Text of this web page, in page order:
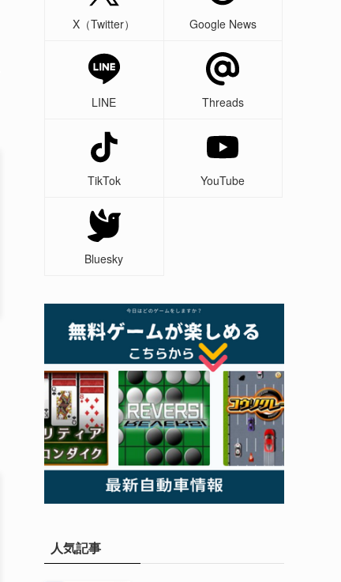
X（Twitter） Google News
LINE Threads
TikTok YouTube
Bluesky
人気記事